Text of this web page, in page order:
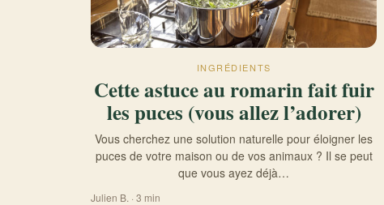
INGRÉDIENTS
Cette astuce au romarin fait fuir
les puces (vous allez l’adorer)
Vous cherchez une solution naturelle pour éloigner les
puces de votre maison ou de vos animaux ? Il se peut
que vous ayez déjà…
Julien B. · 3 min